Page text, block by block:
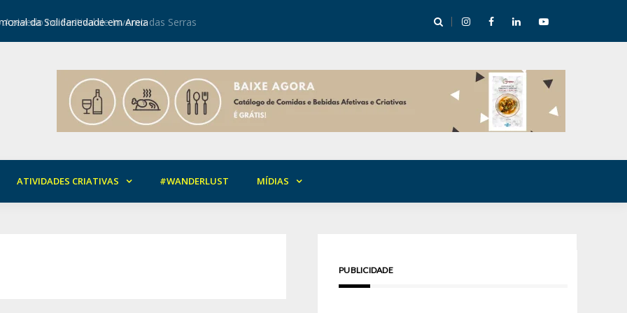
da Solidariedade em Areia Mirian Rocha abre mentoria de storytelling com 10 vagas
ATIVIDADES CRIATIVAS #WANDERLUST MÍDIAS
PUBLICIDADE